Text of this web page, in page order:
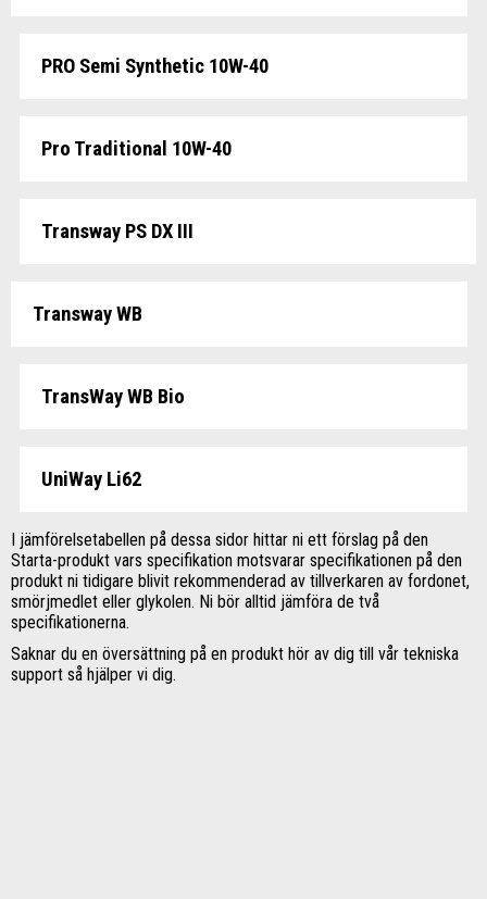
PRO Semi Synthetic 10W-40
Pro Traditional 10W-40
Transway PS DX III
Transway WB
TransWay WB Bio
UniWay Li62
I jämförelsetabellen på dessa sidor hittar ni ett förslag på den
Starta-produkt vars specifikation motsvarar specifikationen på den
produkt ni tidigare blivit rekommenderad av tillverkaren av fordonet,
smörjmedlet eller glykolen. Ni bör alltid jämföra de två
specifikationerna.
Saknar du en översättning på en produkt hör av dig till vår tekniska
support så hjälper vi dig.